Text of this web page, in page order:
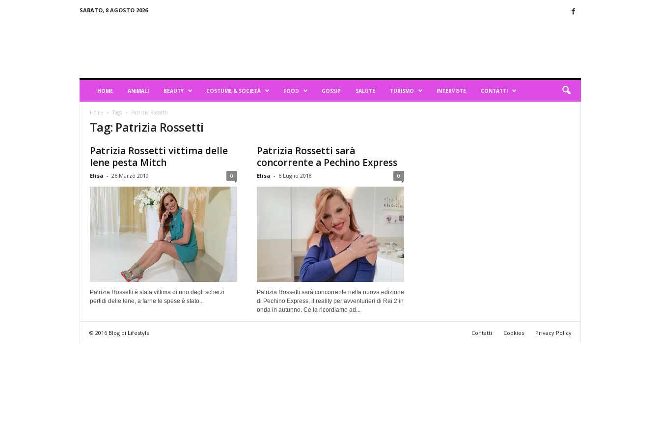
SABATO, 8 AGOSTO 2026
HOME ANIMALI BEAUTY COSTUME & SOCIETÀ FOOD GOSSIP SALUTE TURISMO INTERVISTE CONTATTI
Home Tags Patrizia Rossetti
Tag: Patrizia Rossetti
Patrizia Rossetti vittima delle
Iene pesta Mitch
Elisa - 26 Marzo 2019 0
Patrizia Rossetti è stata vittima di uno degli scherzi
perfidi delle Iene, a farne le spese è stato...
Patrizia Rossetti sarà
concorrente a Pechino Express
Elisa - 6 Luglio 2018 0
Patrizia Rossetti sarà concorrente nella nuova edizione
di Pechino Express, il reality per avventurieri di Rai 2 in
onda in autunno. Ce la ricordiamo ad...
Contatti Cookies Privacy Policy
© 2016 Blog di Lifestyle